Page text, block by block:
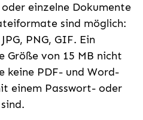
einzelne Dokumente
sind möglich:
PNG, GIF. Ein
Größe von 15 MB nicht
keine PDF- und Word-
einem Passwort- oder